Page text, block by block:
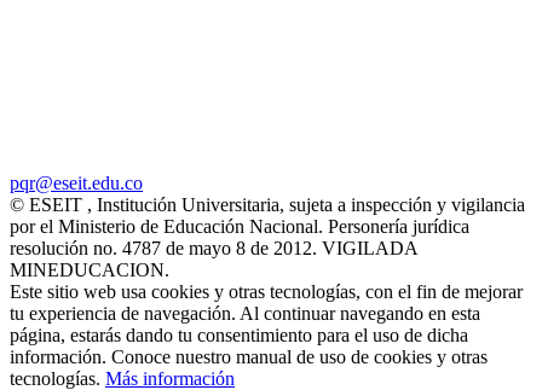
pqr@eseit.edu.co
© ESEIT , Institución Universitaria, sujeta a inspección y vigilancia
por el Ministerio de Educación Nacional. Personería jurídica
resolución no. 4787 de mayo 8 de 2012. VIGILADA
MINEDUCACION.
Este sitio web usa cookies y otras tecnologías, con el fin de mejorar
tu experiencia de navegación. Al continuar navegando en esta
página, estarás dando tu consentimiento para el uso de dicha
información. Conoce nuestro manual de uso de cookies y otras
tecnologías. Más información